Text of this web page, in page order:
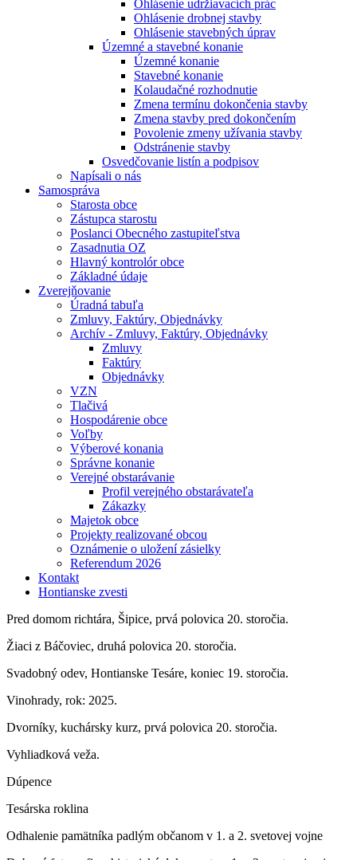
Ohlásenie udržiavacích prác
Ohlásenie drobnej stavby
Ohlásenie stavebných úprav
Územné a stavebné konanie
Územné konanie
Stavebné konanie
Kolaudačné rozhodnutie
Zmena termínu dokončenia stavby
Zmena stavby pred dokončením
Povolenie zmeny užívania stavby
Odstránenie stavby
Osvedčovanie listín a podpisov
Napísali o nás
Samospráva
Starosta obce
Zástupca starostu
Poslanci Obecného zastupiteľstva
Zasadnutia OZ
Hlavný kontrolór obce
Základné údaje
Zverejňovanie
Úradná tabuľa
Zmluvy, Faktúry, Objednávky
Archív - Zmluvy, Faktúry, Objednávky
Zmluvy
Faktúry
Objednávky
VZN
Tlačivá
Hospodárenie obce
Voľby
Výberové konania
Správne konanie
Verejné obstarávanie
Profil verejného obstarávateľa
Zákazky
Majetok obce
Projekty realizované obcou
Oznámenie o uložení zásielky
Referendum 2026
Kontakt
Hontianske zvesti
Pred domom richtára, Šipice, prvá polovica 20. storočia.
Žiaci z Báčoviec, druhá polovica 20. storočia.
Svadobný odev, Hontianske Tesáre, koniec 19. storočia.
Vinohrady, rok: 2025.
Dvorníky, kuchársky kurz, prvá polovica 20. storočia.
Vyhliadková veža.
Dúpence
Tesárska roklina
Odhalenie pamätníka padlým občanom v 1. a 2. svetovej vojne